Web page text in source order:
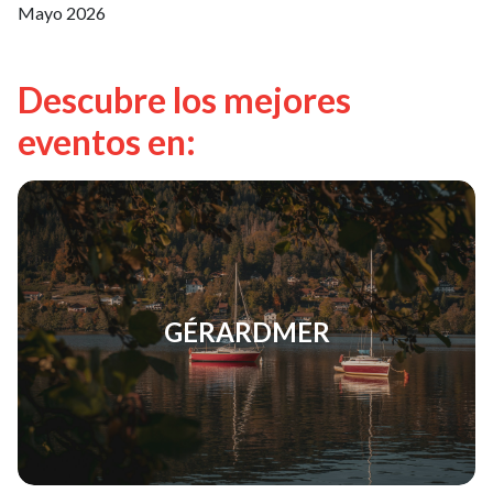
Mayo 2026
Descubre los mejores
eventos en:
GÉRARDMER